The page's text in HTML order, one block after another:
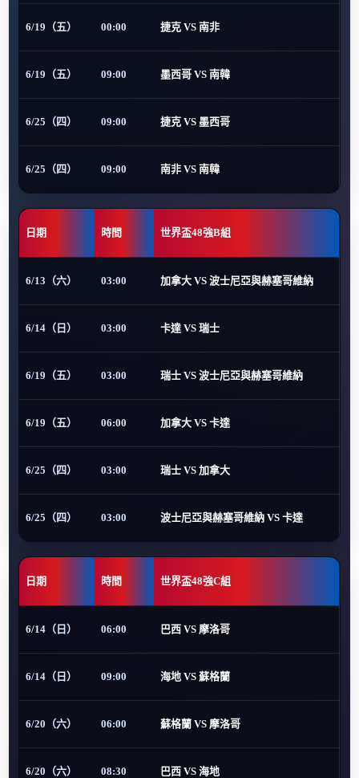
6/19（五） 00:00 捷克 VS 南非
6/19（五） 09:00 墨西哥 VS 南韓
6/25（四） 09:00 捷克 VS 墨西哥
6/25（四） 09:00 南非 VS 南韓
日期 時間 世界盃48強B組
6/13（六） 03:00 加拿大 VS 波士尼亞與赫塞哥維納
6/14（日） 03:00 卡達 VS 瑞士
6/19（五） 03:00 瑞士 VS 波士尼亞與赫塞哥維納
6/19（五） 06:00 加拿大 VS 卡達
6/25（四） 03:00 瑞士 VS 加拿大
6/25（四） 03:00 波士尼亞與赫塞哥維納 VS 卡達
日期 時間 世界盃48強C組
6/14（日） 06:00 巴西 VS 摩洛哥
6/14（日） 09:00 海地 VS 蘇格蘭
6/20（六） 06:00 蘇格蘭 VS 摩洛哥
6/20（六） 08:30 巴西 VS 海地